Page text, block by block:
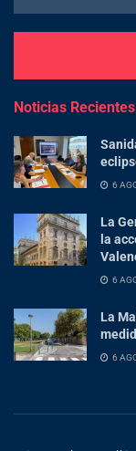
Noticias Recientes
6
La
la
6
La
6